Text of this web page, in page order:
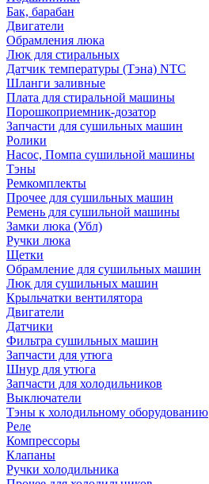
Бак, барабан
Двигатели
Обрамления люка
Люк для стиральных
Датчик температуры (Тэна) NTC
Шланги заливные
Плата для стиральной машины
Порошкоприемник-дозатор
Запчасти для сушильных машин
Ролики
Насос, Помпа сушильной машины
Тэны
Ремкомплекты
Прочее для сушильных машин
Ремень для сушильной машины
Замки люка (Убл)
Ручки люка
Щетки
Обрамление для сушильных машин
Люк для сушильных машин
Крыльчатки вентилятора
Двигатели
Датчики
Фильтра сушильных машин
Запчасти для утюга
Шнур для утюга
Запчасти для холодильников
Выключатели
Тэны к холодильному оборудованию
Реле
Компрессоры
Клапаны
Ручки холодильника